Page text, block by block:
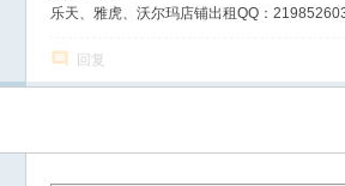
乐天、雅虎、沃尔玛店铺出租QQ：
回复